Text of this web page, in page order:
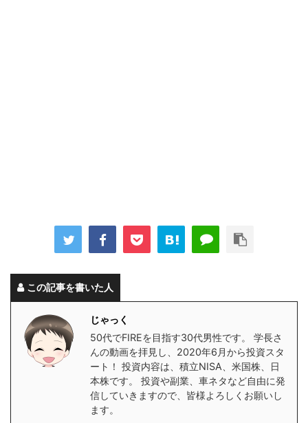
この記事を書いた人
じゃっく
50代でFIREを目指す30代男性です。 学長さ
んの動画を拝見し、2020年6月から投資スタ
ート！ 投資内容は、積立NISA、米国株、日
本株です。 投資や副業、車ネタなど自由に発
信していきますので、皆様よろしくお願いし
ます。